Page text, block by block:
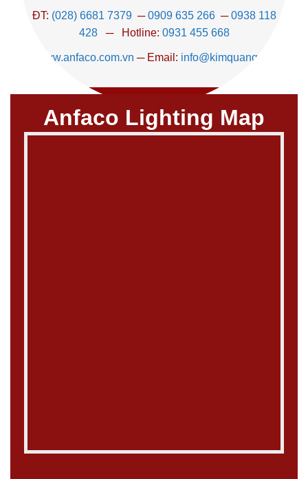
ĐT: (028) 6681 7379 ─0909 635 266─0938 118
428─ Hotline: 0931 455 668
www.anfaco.com.vn ─ Email: info@kimquang.vn
Anfaco Lighting Map